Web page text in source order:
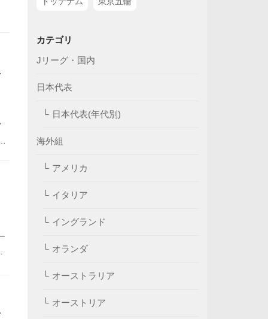
カテゴリ
Jリーグ・国内
日本代表
日本代表(年代別)
海外組
アメリカ
イタリア
イングランド
オランダ
オーストラリア
オーストリア